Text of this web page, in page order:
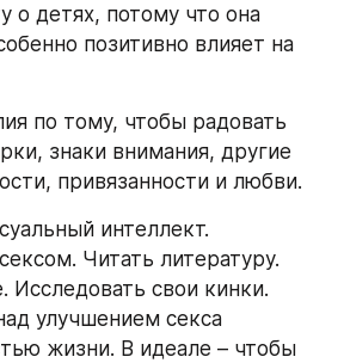
о детях, потому что она
позитивно влияет на
по тому, чтобы радовать
знаки внимания, другие
привязанности и любви.
интеллект.
Читать литературу.
Исследовать свои кинки.
улучшением секса
жизни. В идеале – чтобы